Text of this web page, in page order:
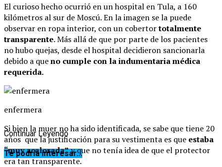
El curioso hecho ocurrió en un hospital en Tula, a 160
kilómetros al sur de Moscú. En la imagen ​se la puede
observar en ropa interior, con un cobertortotalmente
transparente. Más allá de que por parte de los pacientes
no hubo quejas, desde el hospital decidieron sancionarla
debido a queno cumple con la indumentaria médica
requerida.
enfermera
Si bien la muer no ha sido identificada, se sabe que tiene 20
años que la justificación para su vestimenta es que estaba
“muy acalorada”y que no tenía idea de que el protector
era tan transparente.
Continuar Leyendo
Te podría interesar...